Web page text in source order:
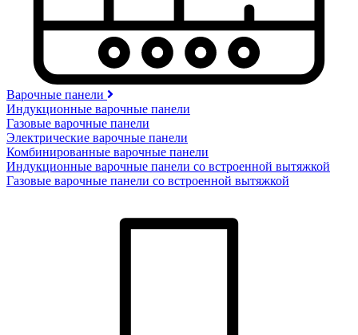
Варочные панели
Индукционные варочные панели
Газовые варочные панели
Электрические варочные панели
Комбинированные варочные панели
Индукционные варочные панели со встроенной вытяжкой
Газовые варочные панели со встроенной вытяжкой